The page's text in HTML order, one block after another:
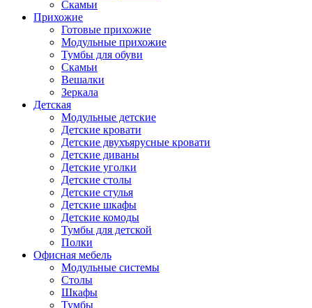
Скамьи
Прихожие
Готовые прихожие
Модульные прихожие
Тумбы для обуви
Скамьи
Вешалки
Зеркала
Детская
Модульные детские
Детские кровати
Детские двухъярусные кровати
Детские диваны
Детские уголки
Детские столы
Детские стулья
Детские шкафы
Детские комоды
Тумбы для детской
Полки
Офисная мебель
Модульные системы
Столы
Шкафы
Тумбы